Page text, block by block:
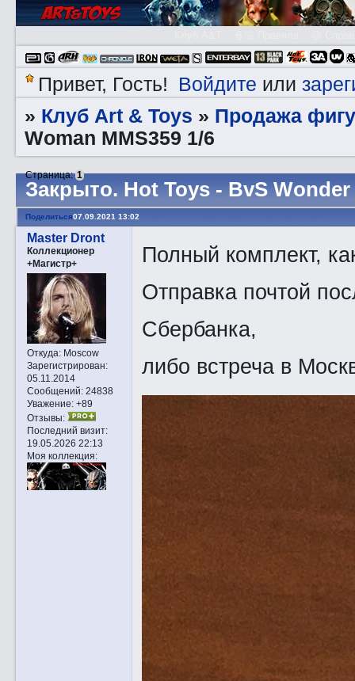
Привет, Гость! Войдите или
» Клуб Art & Toys » Продажа
Woman MMS359 1/6
Закрытo. Hot Toys - BvS Wonder
Страница:1
Поделиться07.09.2021 13:02
Master Dront
Коллекционер
+Магистр+
Откуда:Moscow
Зарегистрирован:
05.11.2014
Сообщений:24838
Уважение: +89
Отзывы:
Последний визит:
19.05.2026 22:13
Моя коллекция:
Полный комплект,
Отправка почтой
Сбербанка,
либо встреча в